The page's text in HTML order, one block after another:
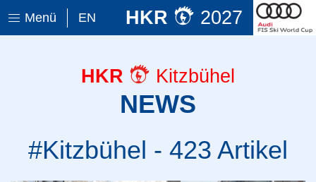
Menü EN HKR 2027
HKR Kitzbühel
NEWS
#Kitzbühel - 423 Artikel